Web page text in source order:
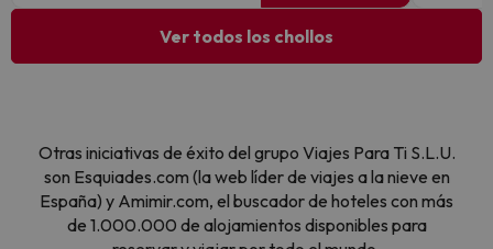
Ver todos los chollos
Otras iniciativas de éxito del grupo Viajes Para Ti S.L.U.
son Esquiades.com (la web líder de viajes a la nieve en
España) y Amimir.com, el buscador de hoteles con más
de 1.000.000 de alojamientos disponibles para